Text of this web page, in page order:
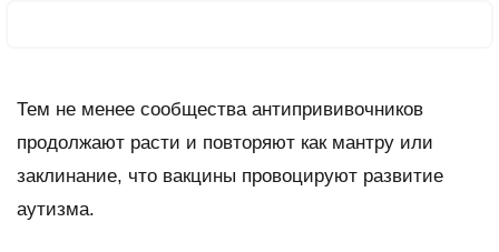
Тем не менее сообщества антипрививочников
продолжают расти и повторяют как мантру или
заклинание, что вакцины провоцируют развитие
аутизма.